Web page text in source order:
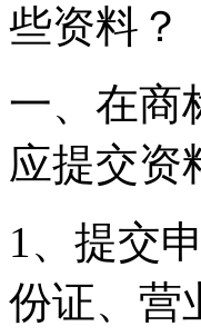
些资料？
一、在商
应提交资
1、提交
份证、营